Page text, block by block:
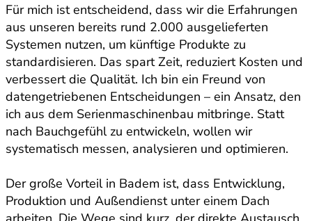
Für mich ist entscheidend, dass wir die Erfahrungen
aus unseren bereits rund 2.000 ausgelieferten
Systemen nutzen, um künftige Produkte zu
standardisieren. Das spart Zeit, reduziert Kosten und
verbessert die Qualität. Ich bin ein Freund von
datengetriebenen Entscheidungen – ein Ansatz, den
ich aus dem Serienmaschinenbau mitbringe. Statt
nach Bauchgefühl zu entwickeln, wollen wir
systematisch messen, analysieren und optimieren.
Der große Vorteil in Badem ist, dass Entwicklung,
Produktion und Außendienst unter einem Dach